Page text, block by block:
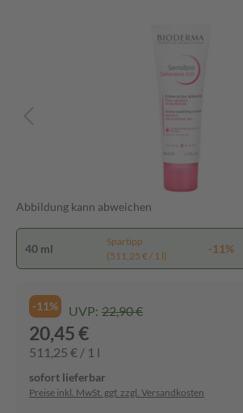
Abbildung kann abweichen
40 ml
Spartipp
(511,25 € / 1 l)
-11%
-11% UVP: 22,90 €
20,45 €
511,25 € / 1 l
sofort lieferbar
Preise inkl. MwSt. ggf. zzgl. Versandkosten